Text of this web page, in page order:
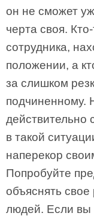
он не сможет
черта своя.
сотрудника,
положении, а
за слишком
подчиненному.
действительно
в такой
наперекор
Попробуйте
объяснять
людей. Если вы